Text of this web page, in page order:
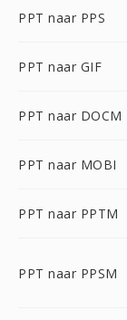
PPT naar PPS
PPT naar GIF
PPT naar DOCM
PPT naar MOBI
PPT naar PPTM
PPT naar PPSM